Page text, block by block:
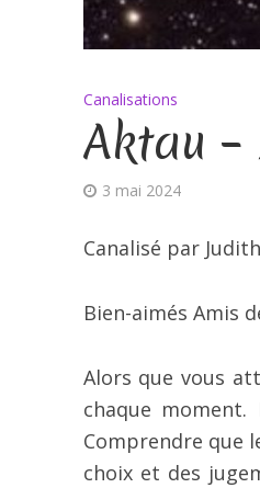
Canalisations
Aktau –
3 mai 2024
Canalisé par Judith
Bien-aimés Amis
Alors que vous
chaque
Comprendre que
choix et des